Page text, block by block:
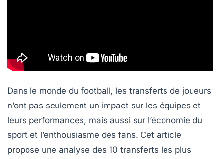
Dans le monde du football, les transferts de joueurs
n’ont pas seulement un impact sur les équipes et
leurs performances, mais aussi sur l’économie du
sport et l’enthousiasme des fans. Cet article
propose une analyse des 10 transferts les plus